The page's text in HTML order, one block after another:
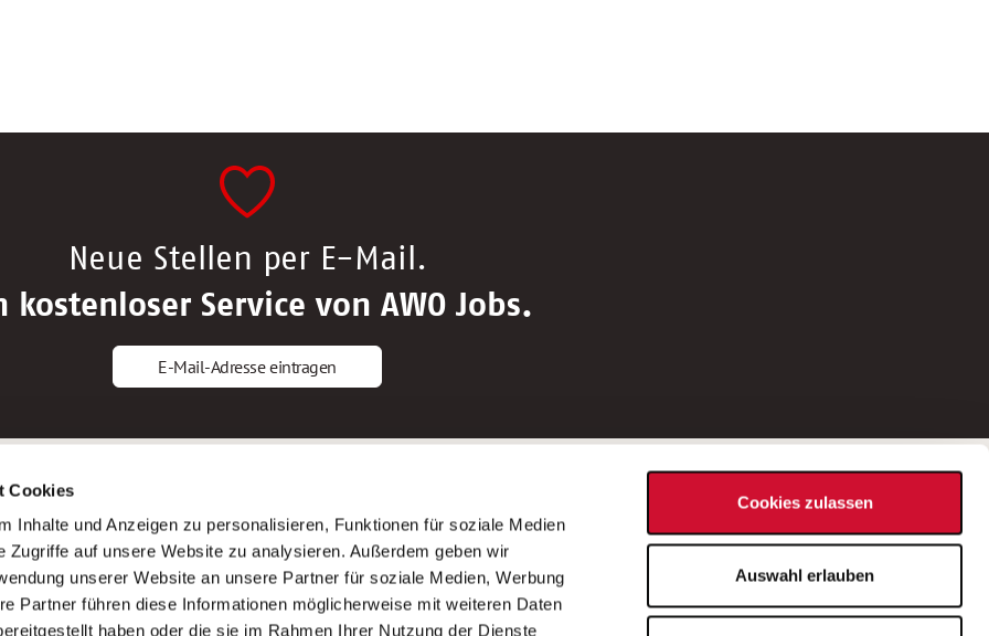
Cookies
Inhalte und Anzeigen zu personalisieren, Funktionen für soziale Medien
Zugriffe auf unsere Website zu analysieren. Außerdem geben wir
unserer Website an unsere Partner für soziale Medien, Werbung
Partner führen diese Informationen möglicherweise mit weiteren Daten
haben oder die sie im Rahmen Ihrer Nutzung der Dienste
Cookies zulassen
Auswahl erlauben
Neue Stellen per E-Mail.
kostenloser Service von AWO Jobs.
E-Mail-Adresse eintragen
Altenpfleger*in
Krankenpfleger*in
Altenpflegehelfer*in
Erzieher*in
AWO Gliederungen nach Bundesland
Stellenangebote nach Bundesländern
Sitemap
Impressum
Datenschutz
Bei Fragen zu einer Stellenausschreibung
wenden Sie sich bitte an die*den in der
Stellenausschreibung genannte*n